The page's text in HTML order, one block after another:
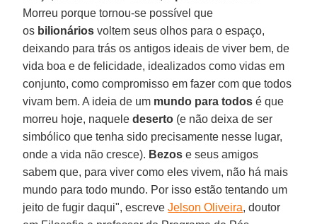
Morreu porque tornou-se possível que
os bilionários voltem seus olhos para o espaço,
deixando para trás os antigos ideais de viver bem, de
vida boa e de felicidade, idealizados como vidas em
conjunto, como compromisso em fazer com que todos
vivam bem. A ideia de um mundo para todos é que
morreu hoje, naqueledeserto (e não deixa de ser
simbólico que tenha sido precisamente nesse lugar,
onde a vida não cresce). Bezos e seus amigos
sabem que, para viver como eles vivem, não há mais
mundo para todo mundo. Por isso estão tentando um
jeito de fugir daqui", escreveJelson Oliveira, doutor